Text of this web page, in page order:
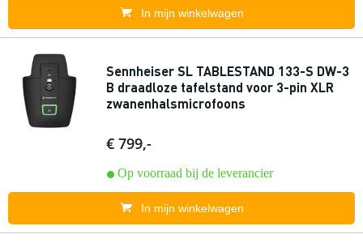
In mijn winkelwagen
Sennheiser SL TABLESTAND 133-S DW-3
B draadloze tafelstand voor 3-pin XLR
zwanenhalsmicrofoons
€ 799,-
Op voorraad bij de leverancier
In mijn winkelwagen